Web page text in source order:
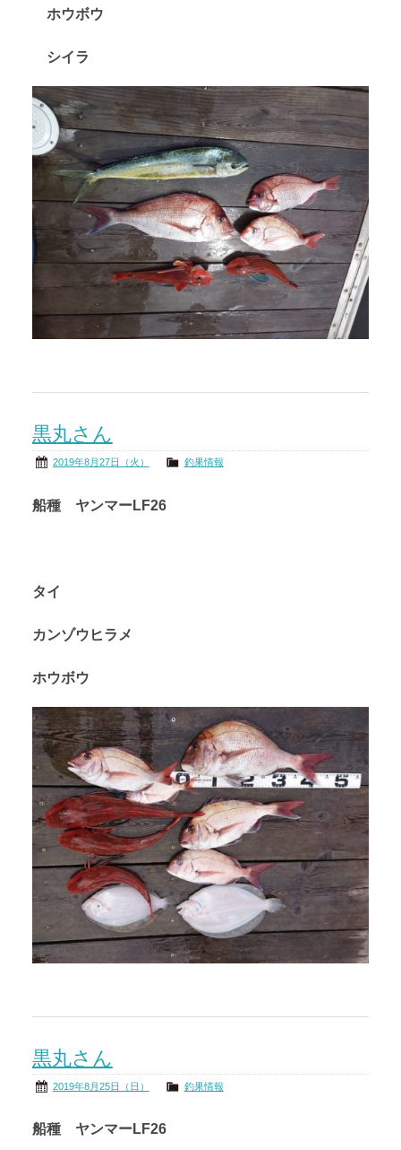
ホウボウ
シイラ
黒丸さん
2019年8月27日（火） 釣果情報
船種 ヤンマーLF26
タイ
カンゾウヒラメ
ホウボウ
黒丸さん
2019年8月25日（日） 釣果情報
船種 ヤンマーLF26